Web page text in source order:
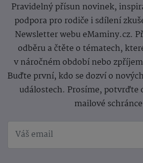
Pravidelný přísun novinek,
podpora pro rodiče i sdílení
Newsletter webu eMaminy.cz.
odběru a čtěte o tématech,
v náročném období nebo
Buďte první, kdo se dozví o
událostech. Prosíme, potvrďte
mailové